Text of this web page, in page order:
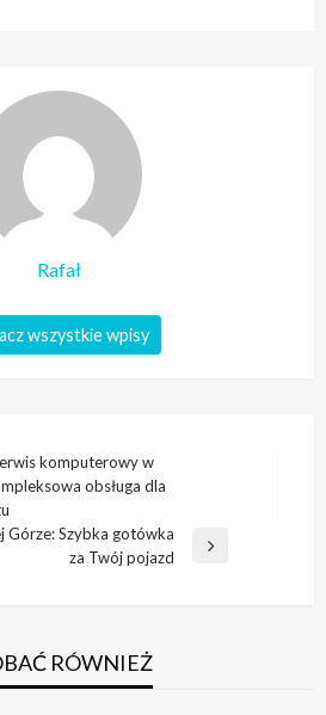
Rafał
wszystkie wpisy
komputerowy w
obsługa dla
Górze: Szybka gotówka
za Twój pojazd
RÓWNIEŻ